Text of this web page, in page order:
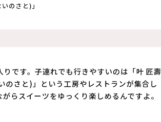
のさと)」
です。子連れでも行きやすいのは「叶 匠壽
のさと)」という工房やレストランが集合し
らスイーツをゆっくり楽しめるんですよ。